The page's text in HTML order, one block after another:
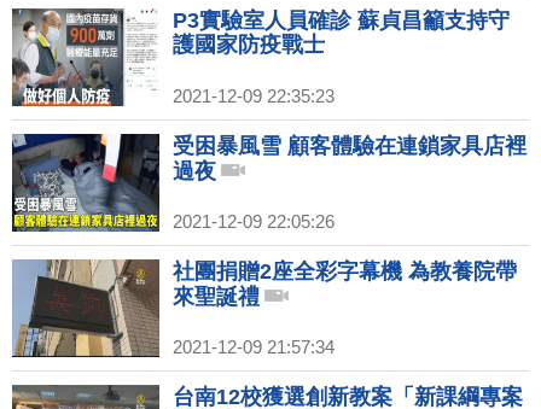
P3實驗室人員確診 蘇貞昌籲支持守
護國家防疫戰士
2021-12-09 22:35:23
受困暴風雪 顧客體驗在連鎖家具店裡
過夜
2021-12-09 22:05:26
社團捐贈2座全彩字幕機 為教養院帶
來聖誕禮
2021-12-09 21:57:34
台南12校獲選創新教案「新課綱專案